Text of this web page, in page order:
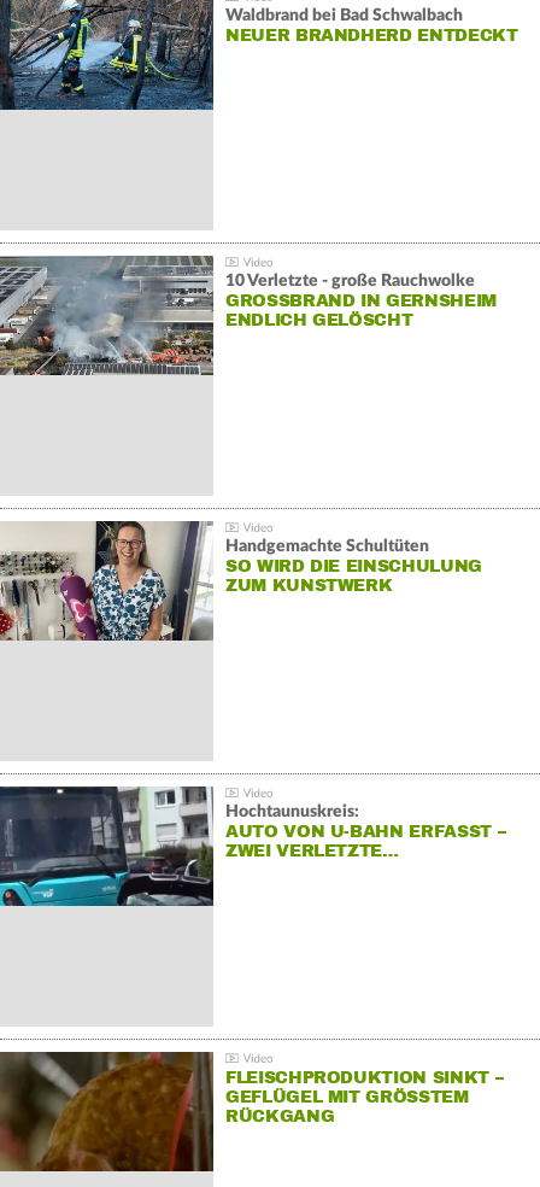
Waldbrand bei Bad Schwalbach
NEUER BRANDHERD ENTDECKT
10 Verletzte - große Rauchwolke
GROSSBRAND IN GERNSHEIM E
NDLICH GELÖSCHT
Handgemachte Schultüten
SO WIRD DIE EINSCHULUNG
ZUM KUNSTWERK
Hochtaunuskreis:
AUTO VON U-BAHN ERFASST –
ZWEI VERLETZTE…
FLEISCHPRODUKTION SINKT –
GEFLÜGEL MIT GRÖSSTEM R
ÜCKGANG